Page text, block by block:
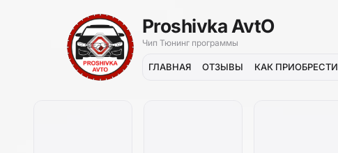
Proshivka AvtO
Чип Тюнинг программы
ГЛАВНАЯ ОТЗЫВЫ КАК ПРИОБРЕСТИ